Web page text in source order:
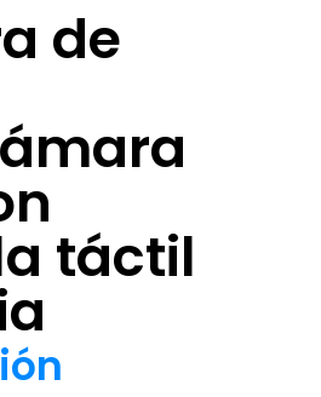
de
táctil